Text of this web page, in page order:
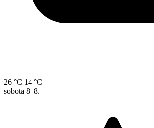
26 °C 14 °C
sobota 8. 8.